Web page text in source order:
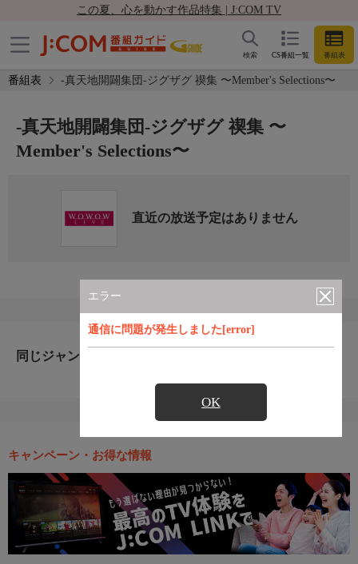
この夏、心を動かす作品特集 | J:COM TV
CS番組一覧 番組表
検索
番組表 -真天地開闢集団-ジグザグ 禊集 〜Member's Selections〜
エラー
通信に問題が発生しました[error]
OK
-真天地開闢集団-ジグザグ 禊集 〜
Member's Selections〜
直近の放送予定はありません
同じジャンルのおすすめ番組
キャンペーン・お得な情報